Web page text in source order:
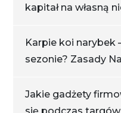
kapitał na własną
Karpie koi narybek
sezonie? Zasady
Jakie gadżety